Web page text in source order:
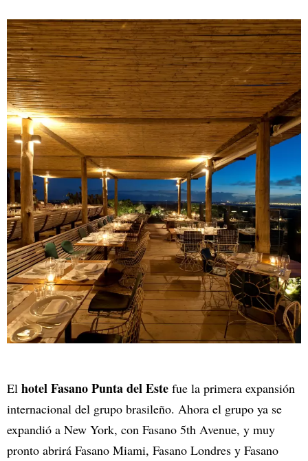
El hotel Fasano Punta del Este fue la primera expansión
internacional del grupo brasileño. Ahora el grupo ya se
expandió a New York, con Fasano 5th Avenue, y muy
pronto abrirá Fasano Miami, Fasano Londres y Fasano